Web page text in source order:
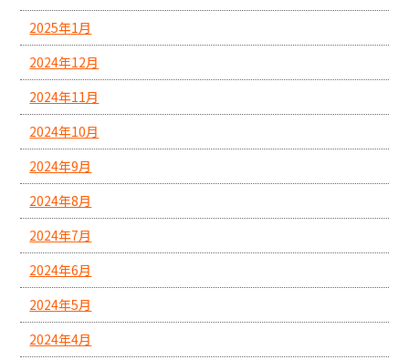
2025年1月
2024年12月
2024年11月
2024年10月
2024年9月
2024年8月
2024年7月
2024年6月
2024年5月
2024年4月